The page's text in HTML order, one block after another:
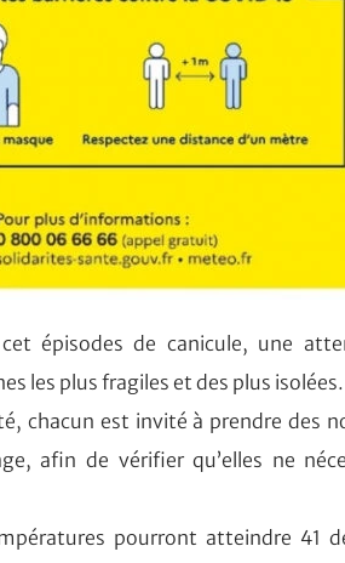
épisodes de canicule, une
les plus fragiles et des plus isolées.
chacun est invité à prendre des
afin de vérifier qu’elles ne
pourront atteindre 41